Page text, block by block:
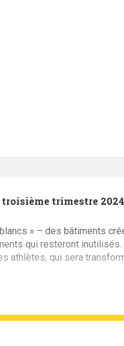
troisième trimestre
» – des bâtiments
qui resteront inutilisés.
athlètes, qui sera